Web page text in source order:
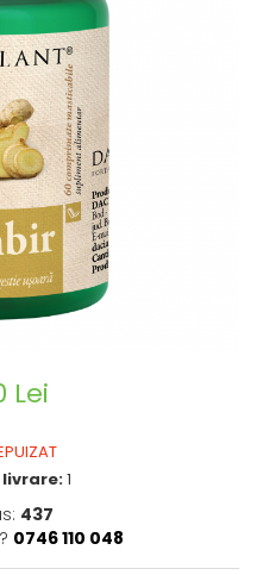
Lei
1
437
0746 110 048